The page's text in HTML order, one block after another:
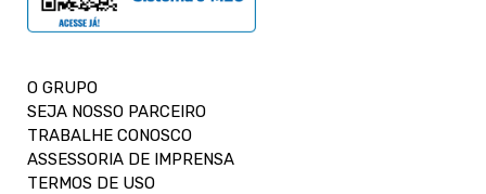
O GRUPO
SEJA NOSSO PARCEIRO
TRABALHE CONOSCO
ASSESSORIA DE IMPRENSA
TERMOS DE USO